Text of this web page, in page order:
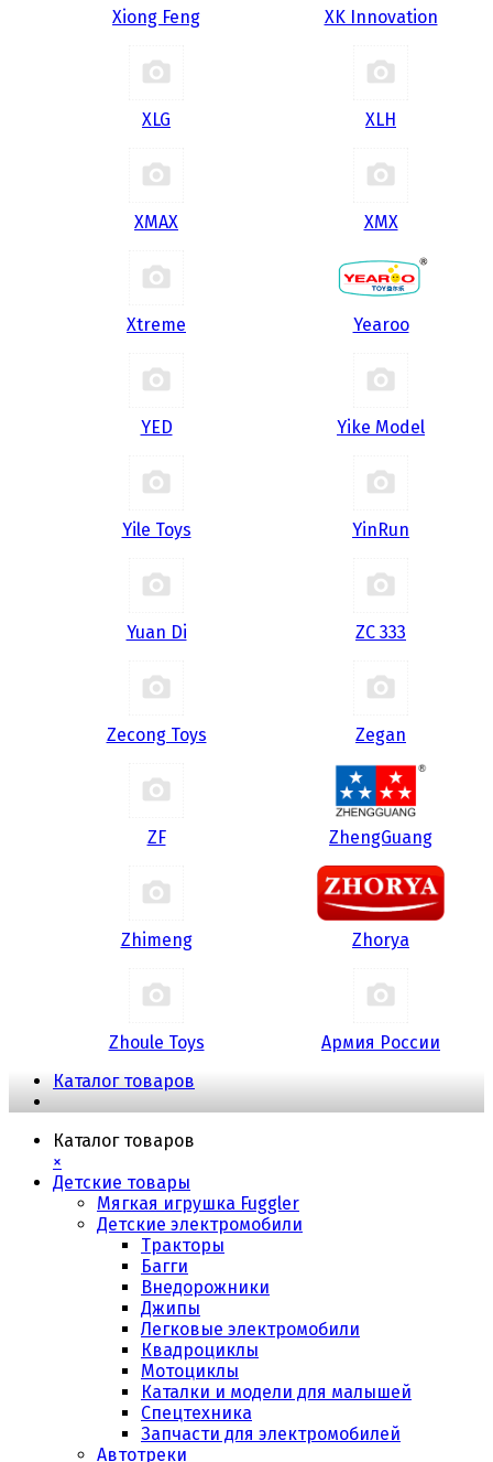
Xiong Feng XK Innovation
XLG XLH
XMAX XMX
Xtreme Yearoo
YED Yike Model
Yile Toys YinRun
Yuan Di ZC 333
Zecong Toys Zegan
ZF ZhengGuang
Zhimeng Zhorya
Zhoule Toys
Армия России
Каталог товаров
Каталог товаров
×
Детские товары
Мягкая игрушка Fuggler
Детские электромобили
Тракторы
Багги
Внедорожники
Джипы
Легковые электромобили
Квадроциклы
Мотоциклы
Каталки и модели для малышей
Спецтехника
Запчасти для электромобилей
Автотреки